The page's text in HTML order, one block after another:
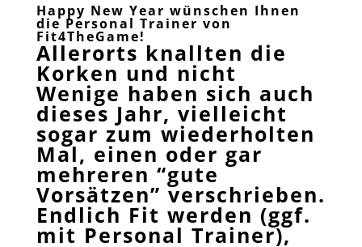
Happy New Year wünschen Ihnen
die Personal Trainer von
Fit4TheGame!
Allerorts knallten die
Korken und nicht
Wenige haben sich auch
dieses Jahr, vielleicht
sogar zum wiederholten
Mal, einen oder gar
mehreren “gute
Vorsätzen” verschrieben.
Endlich Fit werden (ggf.
mit Personal Trainer),